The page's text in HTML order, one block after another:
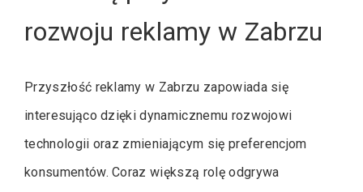
rozwoju reklamy w Zabrzu
Przyszłość reklamy w Zabrzu zapowiada się
interesująco dzięki dynamicznemu rozwojowi
technologii oraz zmieniającym się preferencjom
konsumentów. Coraz większą rolę odgrywa